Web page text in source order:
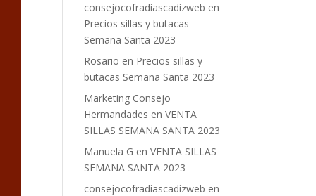
consejocofradiascadizweb en
Precios sillas y butacas
Semana Santa 2023
Rosario en Precios sillas y
butacas Semana Santa 2023
Marketing Consejo
Hermandades enVENTA
SILLAS SEMANA SANTA 2023
Manuela G enVENTA SILLAS
SEMANA SANTA 2023
consejocofradiascadizweb en